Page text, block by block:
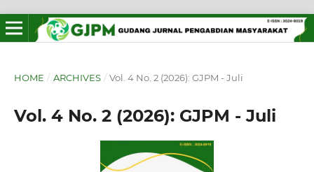
HOME / ARCHIVES / Vol. 4 No. 2 (2026): GJPM - Juli
Vol. 4 No. 2 (2026): GJPM - Juli